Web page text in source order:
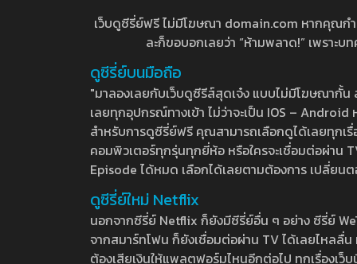
เว็บดูซีรี่ย์ฟรี ไม่มีโฆษณา domain.com หากคุณก
ละก็ขอบอกเลยว่า “ห้ามพลาด!” เพราะ
ดูซีรี่ย์บนมือถือ
"มาลองเลยกับเว็บดูซีรีส์สุดเจ๋ง แบบไม่มีโฆษณากั้
เลยทุกอุปกรณ์ทางเข้า ไม่ว่าจะเป็น IOS –
สำหรับการดูซีรี่ย์ฟรี คุณสามารถเลือกดูได้เลยทุกเ
คอมพิวเตอร์ทุกรุ่นทุกยี่ห้อ หรือใครจะเชื่อมต่อผ่าน
Episode ได้หมด เลือกได้เลยตามต้องการ เปลี่ยน
ดูซีรี่ย์ใหม่ Netflix
นอกจากซีรี่ย์ Netflix ก็ยังมีซีรี่ย์อื่น ๆ อย่าง ซีรี่ย์
จากสมาร์ทโฟน ก็ยังเชื่อมต่อผ่าน TV ได้เลยไหลลื่
ต้องเสียเงินให้แพลตฟอร์มไหนอีกต่อไป ทุกเรื่องเว็